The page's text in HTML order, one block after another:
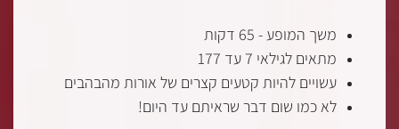
משך המופע - 65 דקות
מתאים לגילאי 7 עד 177
עשויים להיות קטעים קצרים של אורות מהבהבים
לא כמו שום דבר שראיתם עד היום!